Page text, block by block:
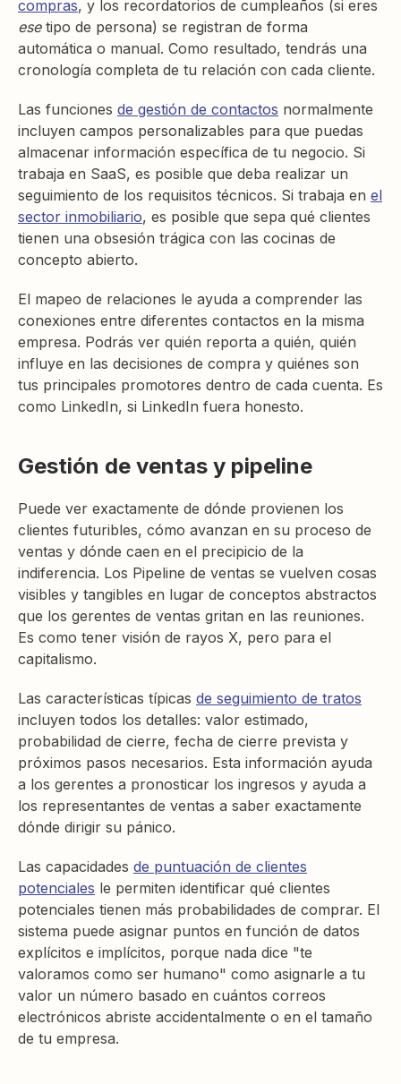
compras, y los recordatorios de cumpleaños (si eres
esetipo de persona) se registran de forma
automática o manual. Como resultado, tendrás una
cronología completa de tu relación con cada cliente.
Las funciones de gestión de contactos normalmente
incluyen campos personalizables para que puedas
almacenar información específica de tu negocio. Si
trabaja en SaaS, es posible que deba realizar un
seguimiento de los requisitos técnicos. Si trabaja en el
sector inmobiliario, es posible que sepa qué clientes
tienen una obsesión trágica con las cocinas de
concepto abierto.
El mapeo de relaciones le ayuda a comprender las
conexiones entre diferentes contactos en la misma
empresa. Podrás ver quién reporta a quién, quién
influye en las decisiones de compra y quiénes son
tus principales promotores dentro de cada cuenta. Es
como LinkedIn, si LinkedIn fuera honesto.
Gestión de ventas y pipeline
Puede ver exactamente de dónde provienen los
clientes futuribles, cómo avanzan en su proceso de
ventas y dónde caen en el precipicio de la
indiferencia. Los Pipeline de ventas se vuelven cosas
visibles y tangibles en lugar de conceptos abstractos
que los gerentes de ventas gritan en las reuniones.
Es como tener visión de rayos X, pero para el
capitalismo.
Las características típicas de seguimiento de tratos
incluyen todos los detalles: valor estimado,
probabilidad de cierre, fecha de cierre prevista y
próximos pasos necesarios. Esta información ayuda
a los gerentes a pronosticar los ingresos y ayuda a
los representantes de ventas a saber exactamente
dónde dirigir su pánico.
Las capacidades de puntuación de clientes
potenciales le permiten identificar qué clientes
potenciales tienen más probabilidades de comprar. El
sistema puede asignar puntos en función de datos
explícitos e implícitos, porque nada dice "te
valoramos como ser humano" como asignarle a tu
valor un número basado en cuántos correos
electrónicos abriste accidentalmente o en el tamaño
de tu empresa.